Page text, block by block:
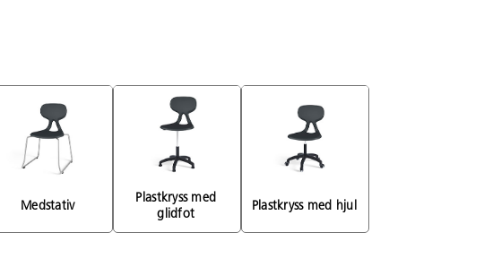
Medstativ
Plastkryss med
glidfot
Plastkryss med hjul